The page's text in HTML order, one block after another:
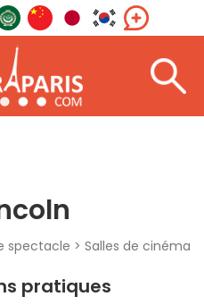
spectacle > Salles de cinéma
pratiques